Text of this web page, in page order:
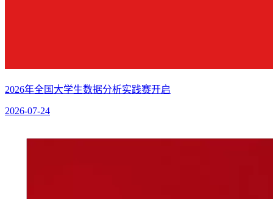
2026年全国大学生数据分析实践赛开启
2026-07-24